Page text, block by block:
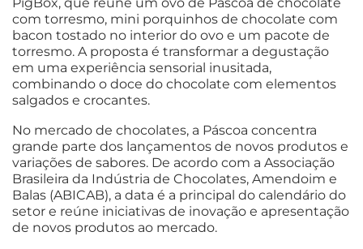
com torresmo, mini porquinhos de chocolate com
bacon tostado no interior do ovo e um pacote de
torresmo. A proposta é transformar a degustação
em uma experiência sensorial inusitada,
combinando o doce do chocolate com elementos
salgados e crocantes.
No mercado de chocolates, a Páscoa concentra
grande parte dos lançamentos de novos produtos e
variações de sabores. De acordo com a Associação
Brasileira da Indústria de Chocolates, Amendoim e
Balas (ABICAB), a data é a principal do calendário do
setor e reúne iniciativas de inovação e apresentação
de novos produtos ao mercado.